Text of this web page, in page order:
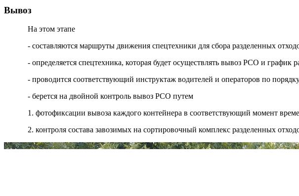
Вывоз
На этом этапе
- составляются маршруты движения спецтехники для сбора разделенных
- определяется спецтехника, которая будет осуществлять вывоз РСО и
- проводится соответствующий инструктаж водителей и операторов по
- берется на двойной контроль вывоз РСО путем
1. фотофиксации вывоза каждого контейнера в соответствующий момент
2. контроля состава завозимых на сортировочный комплекс разделенных